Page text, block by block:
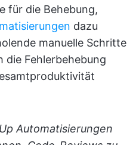
für die Behebung,
dazu
manuelle Schritte
die Fehlerbehebung
Automatisierungen